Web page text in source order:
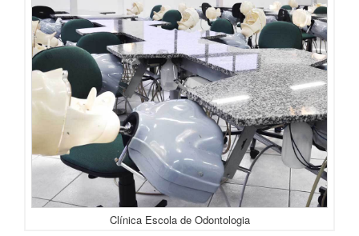
Clínica Escola de Odontologia